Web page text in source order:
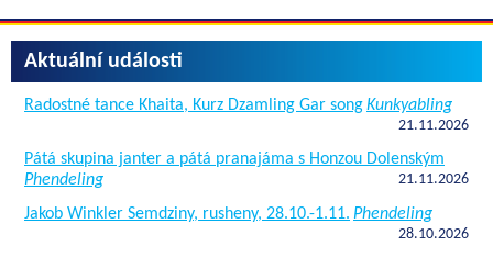
Aktuální události
Radostné tance Khaita, Kurz Dzamling Gar songKunkyabling
21.11.2026
Pátá skupina janter a pátá pranajáma s Honzou Dolenským
Phendeling
21.11.2026
Jakob Winkler Semdziny, rusheny, 28.10.-1.11. Phendeling
28.10.2026